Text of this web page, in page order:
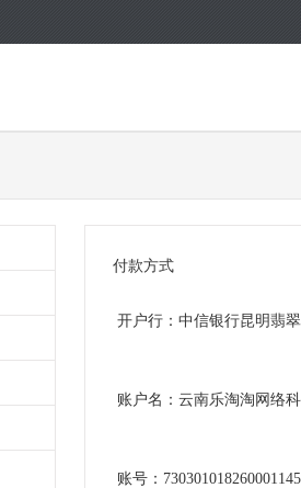
付款方式
开户行：中信银行昆明翡
账户名：云南乐淘淘网络
账号：